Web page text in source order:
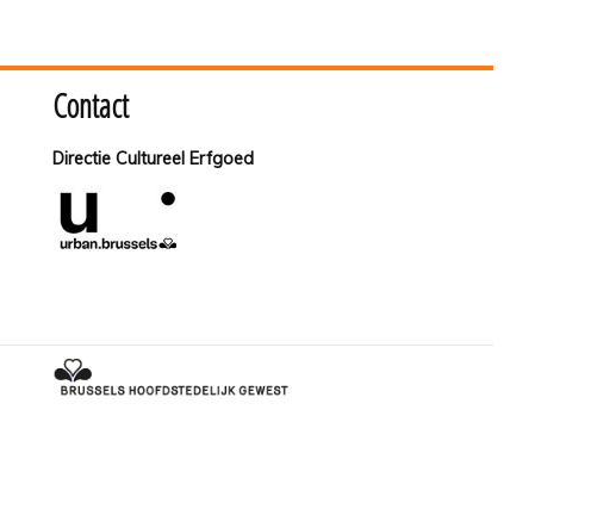
Contact
Directie Cultureel Erfgoed